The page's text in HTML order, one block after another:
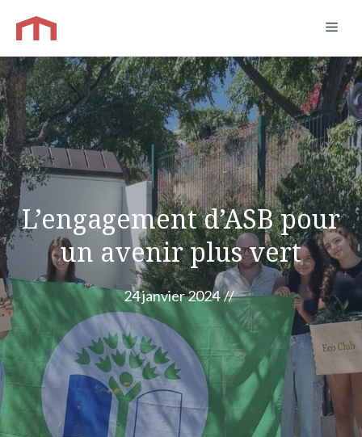
contenu
L’engagement d’ASB pour
un avenir plus vert
24 janvier 2024 //